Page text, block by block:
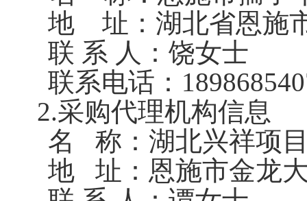
地
址 ： 湖北省恩施
联 系 人： 饶女士
联系电话：
2.采购代理机构信息
名
称： 湖北兴祥项
地 址： 恩施市金龙